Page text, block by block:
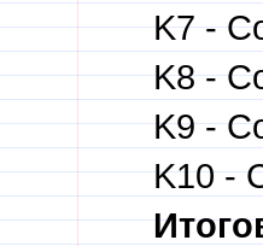
K7 -
K8 -
K9 -
K10 -